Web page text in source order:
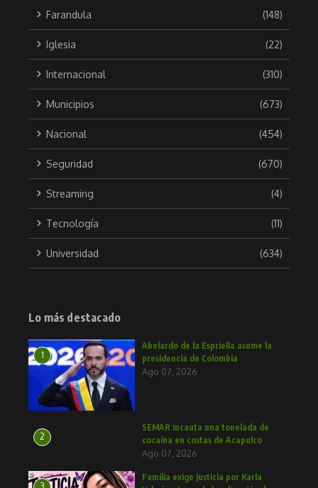
Farandula (148)
Iglesia (22)
Internacional (310)
Municipios (673)
Nacional (454)
Seguridad (670)
Streaming (4)
Tecnología (11)
Universidad (634)
Lo más destacado
1
Abelardo de la Espriella asume la
presidencia de Colombia
Ago 07, 2026
2
SEMAR incauta una tonelada de
cocaína en costas de Acapulco
Ago 07, 2026
Familia exige justicia por Karla